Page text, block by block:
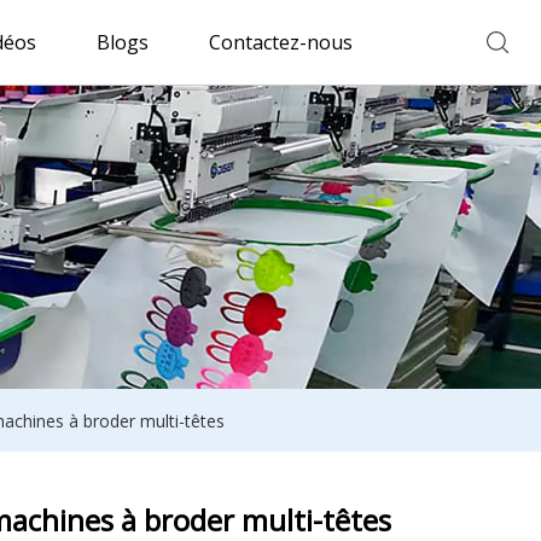
Blogs Contactez-nous
à broder multi-têtes
à broder multi-têtes